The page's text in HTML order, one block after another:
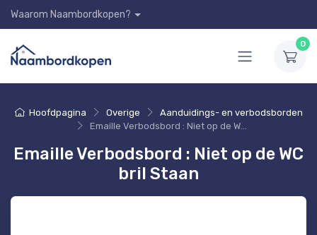
Waarom Naambordkopen?
0
Hoofdpagina Overige
Aanduidings- en verbodsborden
Emaille Verbodsbord : Niet op de WC bril Staan
Emaille Verbodsbord : Niet op de WC
bril Staan